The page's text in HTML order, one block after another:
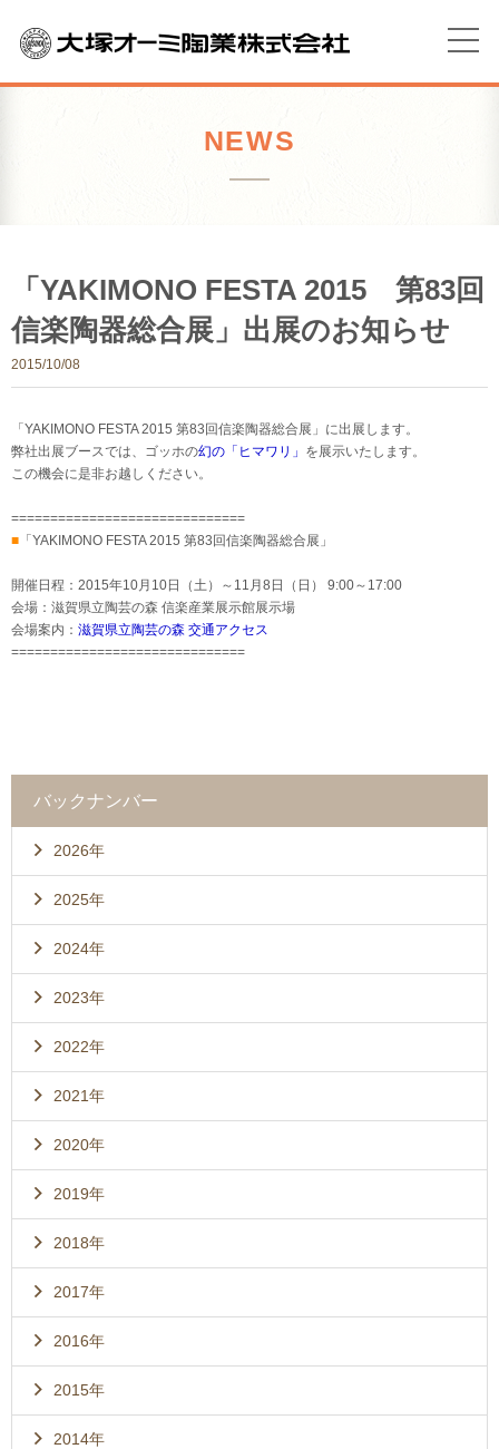
NEWS
「YAKIMONO FESTA 2015 第83回
信楽陶器総合展」出展のお知らせ
2015/10/08
「YAKIMONO FESTA 2015 第83回信楽陶器総合展」に出展します。
弊社出展ブースでは、ゴッホの幻の「ヒマワリ」 を展示いたします。
この機会に是非お越しください。
==============================
■ 「YAKIMONO FESTA 2015 第83回信楽陶器総合展」
開催日程：2015年10月10日（土）～11月8日（日） 9:00～17:00
会場：滋賀県立陶芸の森 信楽産業展示館展示場
会場案内： 滋賀県立陶芸の森 交通アクセス
==============================
バックナンバー
2026年
2025年
2024年
2023年
2022年
2021年
2020年
2019年
2018年
2017年
2016年
2015年
2014年